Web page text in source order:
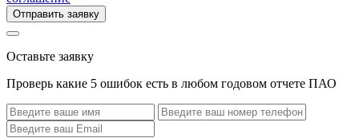
Отправить заявку
Оставьте заявку
Проверь какие 5 ошибок есть в любом годовом отчете ПАО